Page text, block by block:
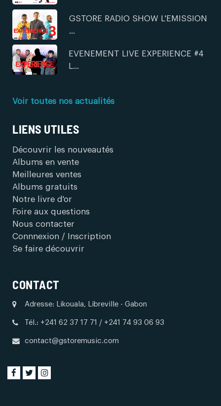
GSTORE RADIO SHOW L'EMISSION
...
EVENEMENT LIVE EXPERIENCE #4
L...
Voir toutes nos actualités
LIENS UTILES
Découvrir les nouveautés
Albums en vente
Meilleures ventes
Albums gratuits
Notre livre d'or
Foire aux questions
Nous contacter
Connnexion / Inscription
Se faire découvrir
CONTACT
Adresse: Likouala, Libreville - Gabon
Tél.: +241 62 37 17 71 / +241 74 93 06 93
contact@gstoremusic.com